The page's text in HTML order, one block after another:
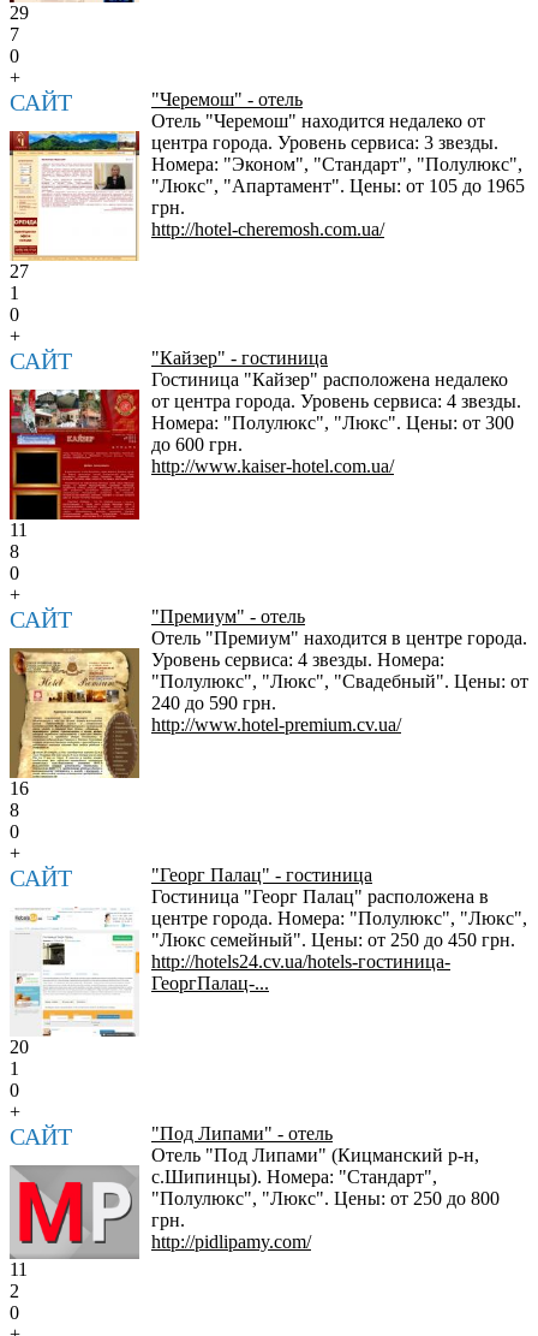
29
7
0
+
САЙТ
"Черемош" - отель
Отель "Черемош" находится недалеко от
центра города. Уровень сервиса: 3 звезды.
Номера: "Эконом", "Стандарт", "Полулюкс",
"Люкс", "Апартамент". Цены: от 105 до 1965
грн.
http://hotel-cheremosh.com.ua/
27
1
0
+
САЙТ
"Кайзер" - гостиница
Гостиница "Кайзер" расположена недалеко
от центра города. Уровень сервиса: 4 звезды.
Номера: "Полулюкс", "Люкс". Цены: от 300
до 600 грн.
http://www.kaiser-hotel.com.ua/
11
8
0
+
САЙТ
"Премиум" - отель
Отель "Премиум" находится в центре города.
Уровень сервиса: 4 звезды. Номера:
"Полулюкс", "Люкс", "Свадебный". Цены: от
240 до 590 грн.
http://www.hotel-premium.cv.ua/
16
8
0
+
САЙТ
"Георг Палац" - гостиница
Гостиница "Георг Палац" расположена в
центре города. Номера: "Полулюкс", "Люкс",
"Люкс семейный". Цены: от 250 до 450 грн.
http://hotels24.cv.ua/hotels-гостиница-
ГеоргПалац-...
20
1
0
+
САЙТ
"Под Липами" - отель
Отель "Под Липами" (Кицманский р-н,
с.Шипинцы). Номера: "Стандарт",
"Полулюкс", "Люкс". Цены: от 250 до 800
грн.
http://pidlipamy.com/
11
2
0